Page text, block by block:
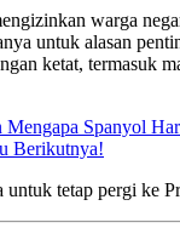
warga
untuk alasan
ketat, termasuk
Mengapa Spanyol
Berikutnya!
untuk tetap pergi ke